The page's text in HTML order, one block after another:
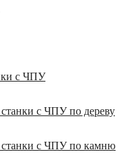
с ЧПУ
с ЧПУ по дереву
с ЧПУ по камню